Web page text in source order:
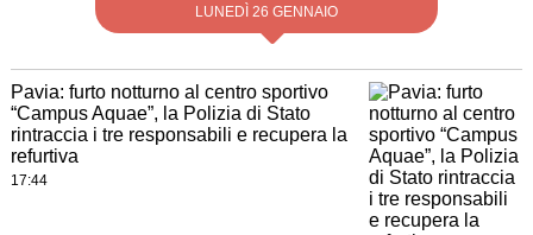
LUNEDÌ 26 GENNAIO
Pavia: furto notturno al centro sportivo
“Campus Aquae”, la Polizia di Stato
rintraccia i tre responsabili e recupera la
refurtiva
17:44